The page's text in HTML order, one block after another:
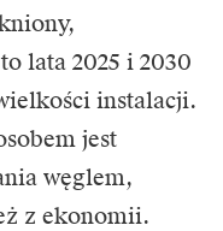
lata 2025 i 2030
instalacji.
jest
węglem,
z ekonomii.